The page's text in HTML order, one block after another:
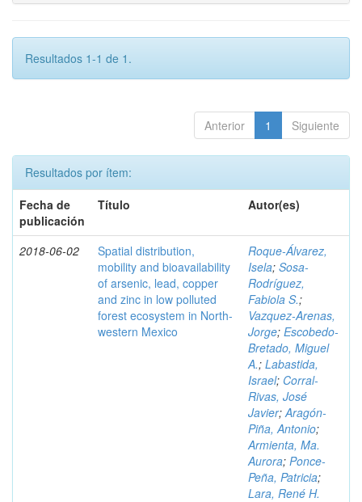
Resultados 1-1 de 1.
Anterior 1 Siguiente
Resultados por ítem:
Fecha de
publicación
Título Autor(es)
2018-06-02
Spatial distribution,
mobility and bioavailability
of arsenic, lead, copper
and zinc in low polluted
forest ecosystem in North-
western Mexico
Roque-Álvarez,
Isela; Sosa-
Rodríguez,
Fabiola S.;
Vazquez-Arenas,
Jorge; Escobedo-
Bretado, Miguel
A.; Labastida,
Israel; Corral-
Rivas, José
Javier;Aragón-
Piña, Antonio;
Armienta, Ma.
Aurora; Ponce-
Peña, Patricia;
Lara, René H.